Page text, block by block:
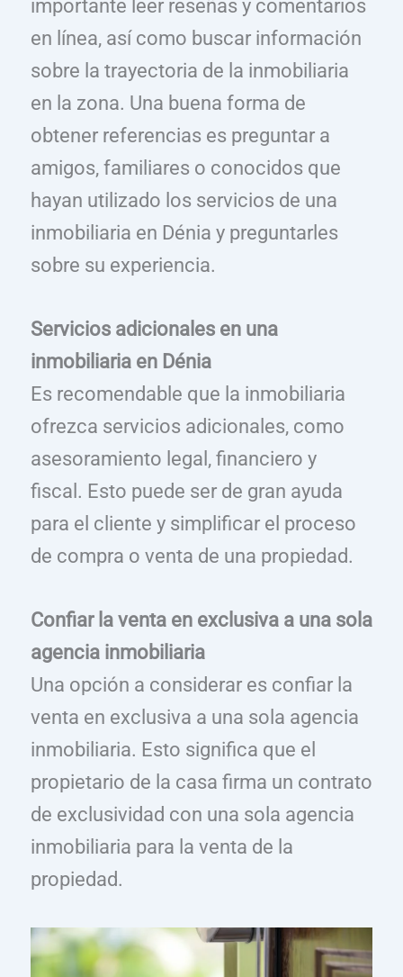
importante leer reseñas y comentarios
en línea, así como buscar información
sobre la trayectoria de la inmobiliaria
en la zona. Una buena forma de
obtener referencias es preguntar a
amigos, familiares o conocidos que
hayan utilizado los servicios de una
inmobiliaria en Dénia y preguntarles
sobre su experiencia.
Servicios adicionales en una
inmobiliaria en Dénia
Es recomendable que la inmobiliaria
ofrezca servicios adicionales, como
asesoramiento legal, financiero y
fiscal. Esto puede ser de gran ayuda
para el cliente y simplificar el proceso
de compra o venta de una propiedad.
Confiar la venta en exclusiva a una sola
agencia inmobiliaria
Una opción a considerar es confiar la
venta en exclusiva a una sola agencia
inmobiliaria. Esto significa que el
propietario de la casa firma un contrato
de exclusividad con una sola agencia
inmobiliaria para la venta de la
propiedad.